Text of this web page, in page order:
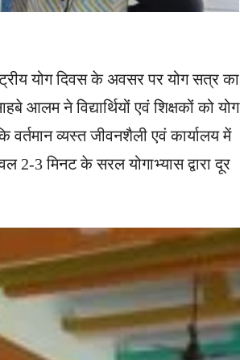
योग दिवस के अवसर पर योग सत्र का
आलम ने विद्यार्थियों एवं शिक्षकों को योग
वर्तमान व्यस्त जीवनशैली एवं कार्यालय में
3 मिनट के सरल योगाभ्यास द्वारा दूर